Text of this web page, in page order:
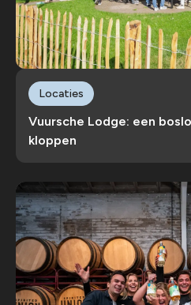
Vuursche Lodge: een
kloppen
Locaties